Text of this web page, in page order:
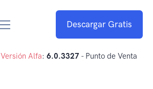
Descargar Gratis
Versión Alfa: 6.0.3327 - Punto de Venta